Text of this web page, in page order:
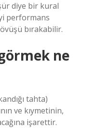
diye bir kural
performans
bırakabilir.
ne
tahta)
ve kıymetinin,
işarettir.